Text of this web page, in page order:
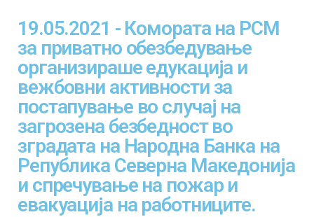
19.05.2021 - Комората на РСМ
за приватно обезбедување
организираше едукација и
вежбовни активности за
постапување во случај на
загрозена безбедност во
зградата на Народна Банка на
Република Северна Македонија
и спречување на пожар и
евакуација на работниците.